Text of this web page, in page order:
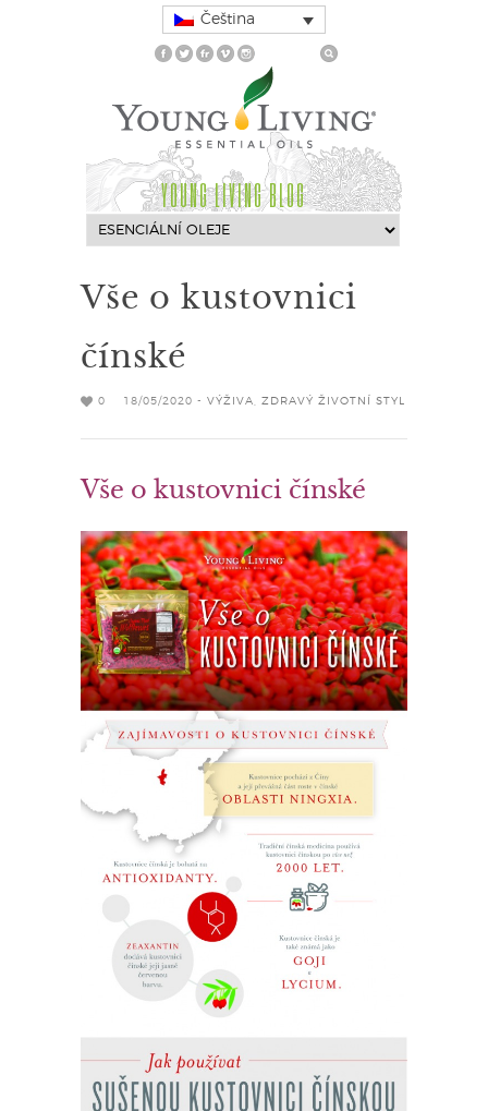
Čeština
YOUNG LIVING BLOG
Vše o kustovnici
čínské
0 18/05/2020 - VÝŽIVA ZDRAVÝ ŽIVOTNÍ STYL
Vše o kustovnici čínské